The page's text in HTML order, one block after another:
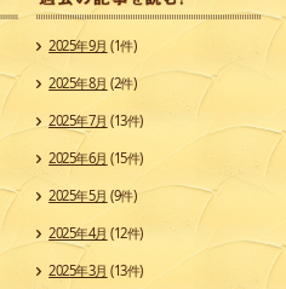
2025年9月 (1件)
2025年8月 (2件)
2025年7月 (13件)
2025年6月 (15件)
2025年5月 (9件)
2025年4月 (12件)
2025年3月 (13件)